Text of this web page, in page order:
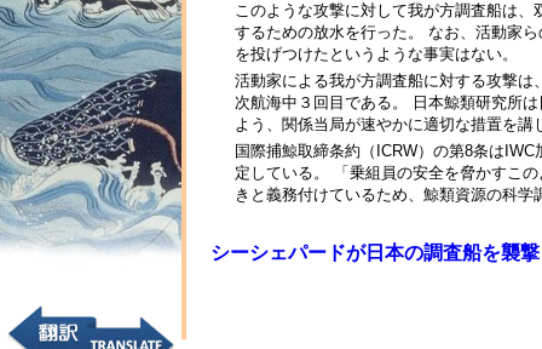
このような攻撃に対して我が方調査船は
するための放水を行った。 なお、活動家
を投げつけたというような事実はない。
活動家による我が方調査船に対する攻撃
次航海中３回目である。 日本鯨類研究所
よう、関係当局が速やかに適切な措置を講
国際捕鯨取締条約（ICRW）の第8条は
定している。 「乗組員の安全を脅かすこ
きと義務付けているため、鯨類資源の科
シーシェパードが日本の調査船を襲